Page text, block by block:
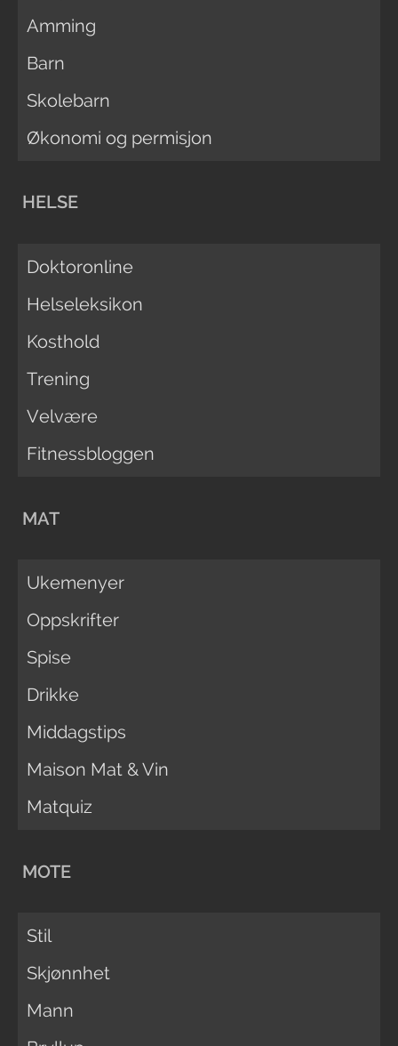
Amming
Barn
Skolebarn
Økonomi og permisjon
HELSE
Doktoronline
Helseleksikon
Kosthold
Trening
Velvære
Fitnessbloggen
MAT
Ukemenyer
Oppskrifter
Spise
Drikke
Middagstips
Maison Mat & Vin
Matquiz
MOTE
Stil
Skjønnhet
Mann